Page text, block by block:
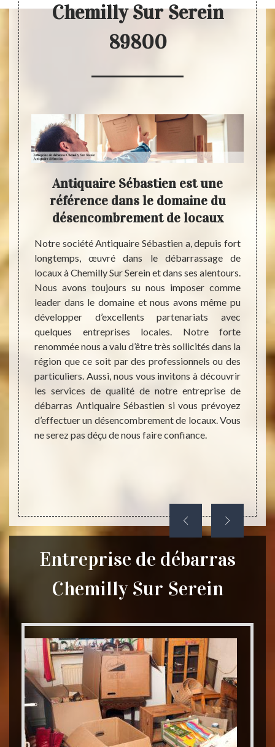
Chemilly Sur Serein
89800
de
à
est
et
nos
et
le
de
dans
de
Antiquaire Sébastien est une
référence dans le domaine du
désencombrement de locaux
Notre société Antiquaire Sébastien a, depuis fort
longtemps, œuvré dans le débarrassage de
locaux à Chemilly Sur Serein et dans ses alentours.
Nous avons toujours su nous imposer comme
leader dans le domaine et nous avons même pu
développer d’excellents partenariats avec
quelques entreprises locales. Notre forte
renommée nous a valu d’être très sollicités dans la
région que ce soit par des professionnels ou des
particuliers. Aussi, nous vous invitons à découvrir
les services de qualité de notre entreprise de
débarras Antiquaire Sébastien si vous prévoyez
d’effectuer un désencombrement de locaux. Vous
ne serez pas déçu de nous faire confiance.
de
faire
que
Entreprise de débarras
Chemilly Sur Serein